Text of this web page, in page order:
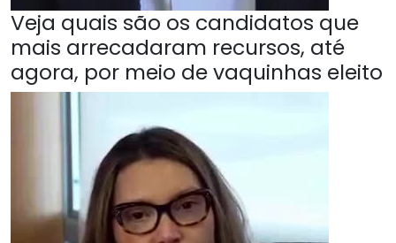
Veja quais são os candidatos que
mais arrecadaram recursos, até
agora, por meio de vaquinhas eleito